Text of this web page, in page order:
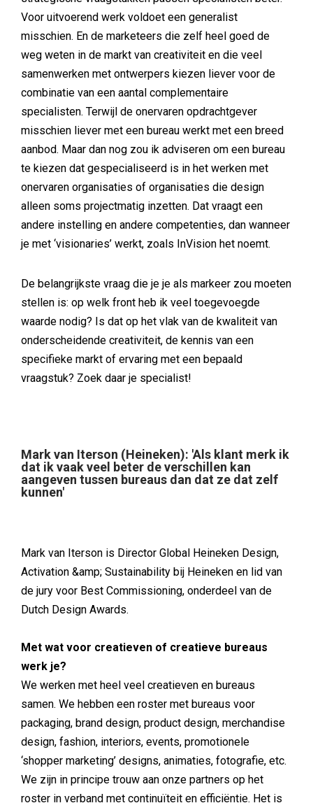
Voor uitvoerend werk voldoet een generalist
misschien. En de marketeers die zelf heel goed de
weg weten in de markt van creativiteit en die veel
samenwerken met ontwerpers kiezen liever voor de
combinatie van een aantal complementaire
specialisten. Terwijl de onervaren opdrachtgever
misschien liever met een bureau werkt met een breed
aanbod. Maar dan nog zou ik adviseren om een bureau
te kiezen dat gespecialiseerd is in het werken met
onervaren organisaties of organisaties die design
alleen soms projectmatig inzetten. Dat vraagt een
andere instelling en andere competenties, dan wanneer
je met ‘visionaries’ werkt, zoals InVision het noemt.
De belangrijkste vraag die je je als markeer zou moeten
stellen is: op welk front heb ik veel toegevoegde
waarde nodig? Is dat op het vlak van de kwaliteit van
onderscheidende creativiteit, de kennis van een
specifieke markt of ervaring met een bepaald
vraagstuk? Zoek daar je specialist!
Mark van Iterson (Heineken): 'Als klant merk ik
dat ik vaak veel beter de verschillen kan
aangeven tussen bureaus dan dat ze dat zelf
kunnen'
Mark van Iterson is Director Global Heineken Design,
Activation &amp; Sustainability bij Heineken en lid van
de jury voor Best Commissioning, onderdeel van de
Dutch Design Awards.
Met wat voor creatieven of creatieve bureaus
werk je?
We werken met heel veel creatieven en bureaus
samen. We hebben een roster met bureaus voor
packaging, brand design, product design, merchandise
design, fashion, interiors, events, promotionele
‘shopper marketing’ designs, animaties, fotografie, etc.
We zijn in principe trouw aan onze partners op het
roster in verband met continuïteit en efficiëntie. Het is